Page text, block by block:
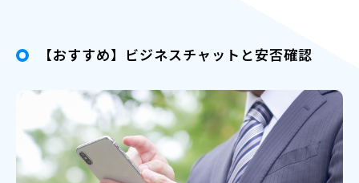
【おすすめ】ビジネスチャットと安否確認